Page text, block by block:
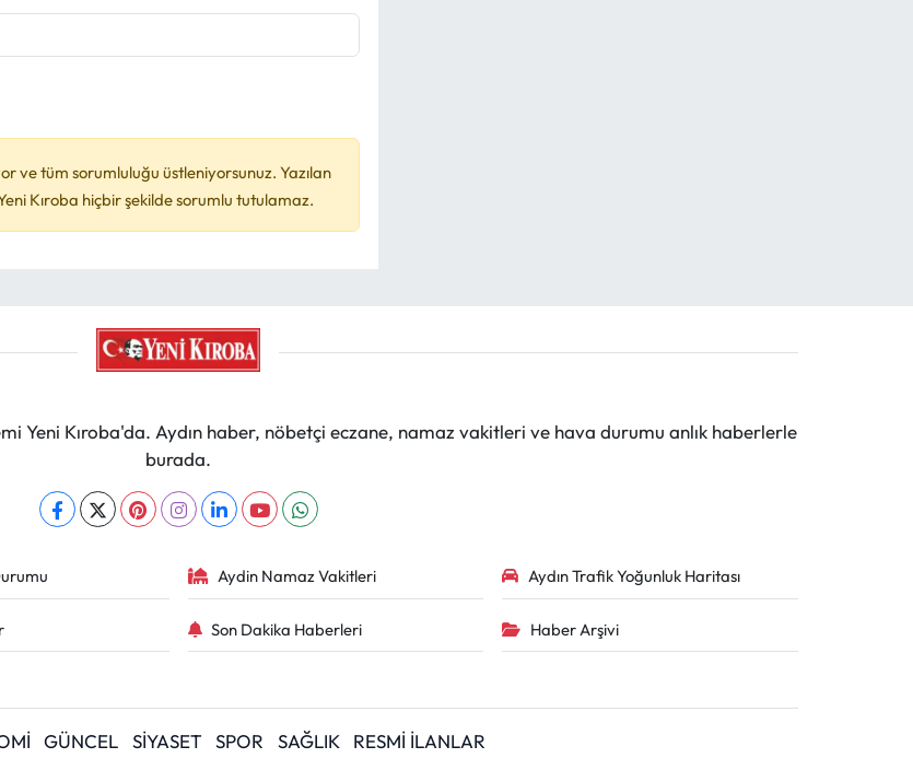
ve tüm sorumluluğu üstleniyorsunuz. Yazılan
Kıroba hiçbir şekilde sorumlu tutulamaz.
Yeni Kıroba'da. Aydın haber, nöbetçi eczane, namaz vakitleri ve hava durumu anlık haberlerle
burada.
Aydin Namaz Vakitleri Aydın Trafik Yoğunluk Haritası
Son Dakika Haberleri Haber Arşivi
GÜNCEL SİYASET SPOR SAĞLIK RESMİ İLANLAR